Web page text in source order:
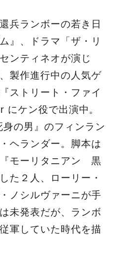
兵ランボーの若き日
』、ドラマ「ザ・リ
ンティネオが演じ
製作進行中の人気ゲ
ストリート・ファイ
ケン役で出演中。
の男』のフィンラン
ヘランダー。脚本は
『モーリタニアン 黒
た２人、ローリー・
ノシルヴァーニが手
未発表だが、ランボ
軍していた時代を描